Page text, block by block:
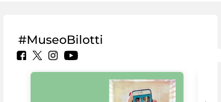
#MuseoBilotti